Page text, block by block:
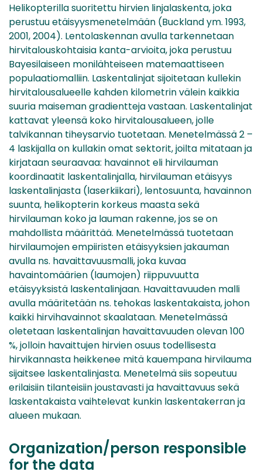
Helikopterilla suoritettu hirvien linjalaskenta, joka
perustuu etäisyysmenetelmään (Buckland ym. 1993,
2001, 2004). Lentolaskennan avulla tarkennetaan
hirvitalouskohtaisia kanta-arvioita, joka perustuu
Bayesilaiseen monilähteiseen matemaattiseen
populaatiomalliin. Laskentalinjat sijoitetaan kullekin
hirvitalousalueelle kahden kilometrin välein kaikkia
suuria maiseman gradientteja vastaan. Laskentalinjat
kattavat yleensä koko hirvitalousalueen, jolle
talvikannan tiheysarvio tuotetaan. Menetelmässä 2 –
4 laskijalla on kullakin omat sektorit, joilta mitataan ja
kirjataan seuraavaa: havainnot eli hirvilauman
koordinaatit laskentalinjalla, hirvilauman etäisyys
laskentalinjasta (laserkiikari), lentosuunta, havainnon
suunta, helikopterin korkeus maasta sekä
hirvilauman koko ja lauman rakenne, jos se on
mahdollista määrittää. Menetelmässä tuotetaan
hirvilaumojen empiiristen etäisyyksien jakauman
avulla ns. havaittavuusmalli, joka kuvaa
havaintomäärien (laumojen) riippuvuutta
etäisyyksistä laskentalinjaan. Havaittavuuden malli
avulla määritetään ns. tehokas laskentakaista, johon
kaikki hirvihavainnot skaalataan. Menetelmässä
oletetaan laskentalinjan havaittavuuden olevan 100
%, jolloin havaittujen hirvien osuus todellisesta
hirvikannasta heikkenee mitä kauempana hirvilauma
sijaitsee laskentalinjasta. Menetelmä siis sopeutuu
erilaisiin tilanteisiin joustavasti ja havaittavuus sekä
laskentakaista vaihtelevat kunkin laskentakerran ja
alueen mukaan.
Organization/person responsible
for the data